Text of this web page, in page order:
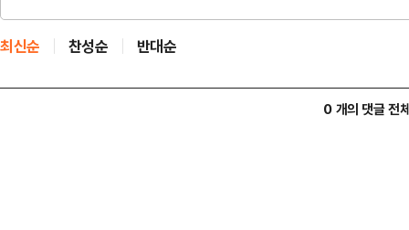
최신순 찬성순 반대순
0 개의 댓글 전